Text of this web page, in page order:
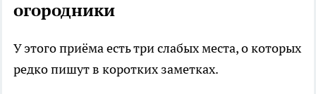
огородники
У этого приёма есть три слабых места, о которых
редко пишут в коротких заметках.